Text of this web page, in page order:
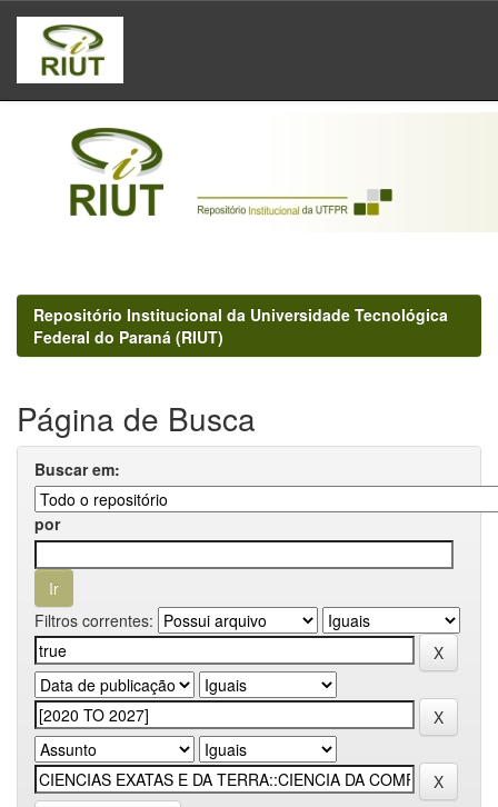
Skip
navigation
Repositório Institucional da Universidade Tecnológica
Federal do Paraná (RIUT)
Página de Busca
Buscar em:
por
Filtros correntes: